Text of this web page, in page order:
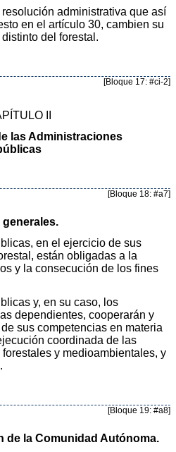
administrativa que así
en el artículo 30, cambien su
del forestal.
[Bloque 17: #ci-2]
II
las Administraciones
[Bloque 18: #a7]
en el ejercicio de sus
están obligadas a la
y la consecución de los fines
y, en su caso, los
dependientes, cooperarán y
sus competencias en materia
coordinada de las
y medioambientales, y
[Bloque 19: #a8]
de la Comunidad Autónoma.